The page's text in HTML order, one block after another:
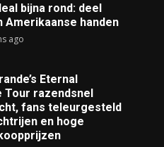
bijna rond: deel
Amerikaanse handen
ago
Eternal
Tour razendsnel
fans teleurgesteld
en hoge